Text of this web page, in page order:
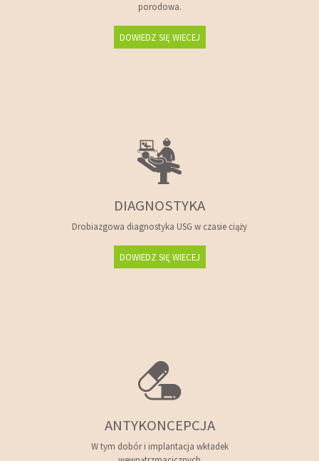
porodowa.
DOWIEDZ SIĘ WIECEJ
DIAGNOSTYKA
Drobiazgowa diagnostyka USG w czasie ciąży
DOWIEDZ SIĘ WIECEJ
ANTYKONCEPCJA
W tym dobór i implantacja wkładek